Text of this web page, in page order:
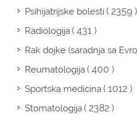
Psihijatrijske bolesti( 2359 )
Radiologija( 431 )
Rak dojke (saradnja sa
Reumatologija( 400 )
Sportska medicina( 1012 )
Stomatologija( 2382 )